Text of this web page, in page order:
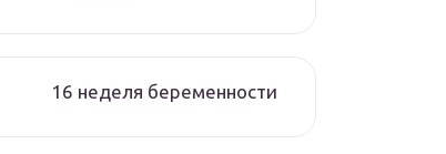
16 неделя беременности